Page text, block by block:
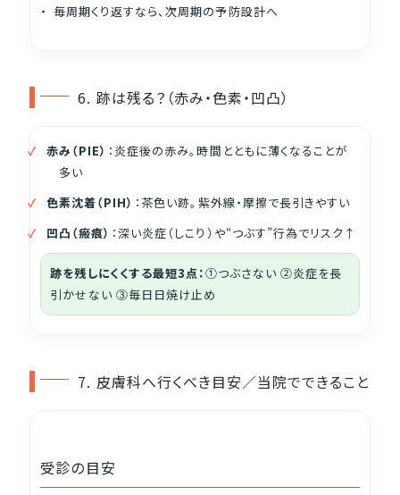
毎周期くり返すなら、次周期の予防設計へ
6. 跡は残る？（赤み・色素・凹凸）
赤み（PIE） ：炎症後の赤み。時間とともに薄くなることが
多い
色素沈着（PIH） ：茶色い跡。紫外線・摩擦で長引きやすい
凹凸（瘢痕） ：深い炎症（しこり）や“つぶす”行為でリスク↑
跡を残しにくくする最短3点：①つぶさない ②炎症を長
引かせない ③毎日日焼け止め
7. 皮膚科へ行くべき目安／当院でできること
受診の目安